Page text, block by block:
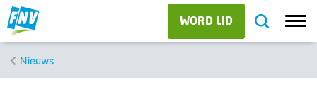
WORD LID
Nieuws